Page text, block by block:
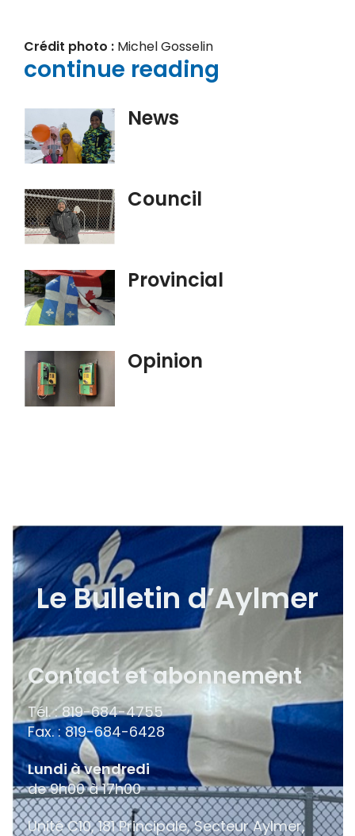
Crédit photo : Michel Gosselin
continue reading
News
Council
Provincial
Opinion
Le Bulletin d’Aylmer
Contact et abonnement
Tél. : 819-684-4755
Fax. : 819-684-6428
Lundi à vendredi
de 9h00 à 17h00
Unité C10, 181 Principale, Secteur Aylmer,